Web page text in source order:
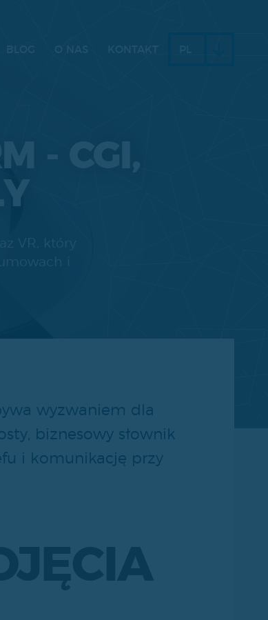
- CGI,
VR, który
i
wyzwaniem dla
biznesowy słownik
i komunikację przy